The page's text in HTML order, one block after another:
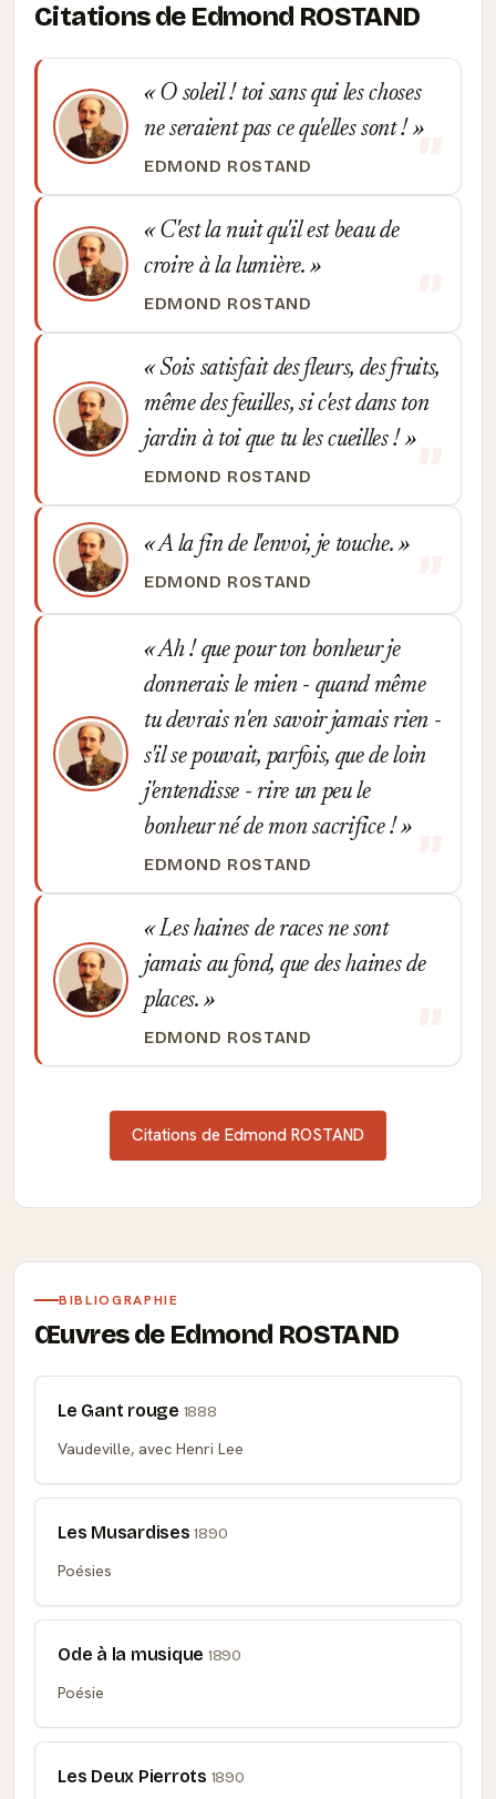
Citations de Edmond ROSTAND
O soleil ! toi sans qui les choses
ne seraient pas ce qu'elles sont !
EDMOND ROSTAND
C'est la nuit qu'il est beau de
croire à la lumière.
EDMOND ROSTAND
Sois satisfait des fleurs, des fruits,
même des feuilles, si c'est dans ton
jardin à toi que tu les cueilles !
EDMOND ROSTAND
A la fin de l'envoi, je touche.
EDMOND ROSTAND
Ah ! que pour ton bonheur je
donnerais le mien - quand même
tu devrais n'en savoir jamais rien -
s'il se pouvait, parfois, que de loin
j'entendisse - rire un peu le
bonheur né de mon sacrifice !
EDMOND ROSTAND
Les haines de races ne sont
jamais au fond, que des haines de
places.
EDMOND ROSTAND
Citations de Edmond ROSTAND
BIBLIOGRAPHIE
Œuvres de Edmond ROSTAND
Le Gant rouge 1888
Vaudeville, avec Henri Lee
Les Musardises1890
Poésies
Ode à la musique 1890
Poésie
Les Deux Pierrots 1890